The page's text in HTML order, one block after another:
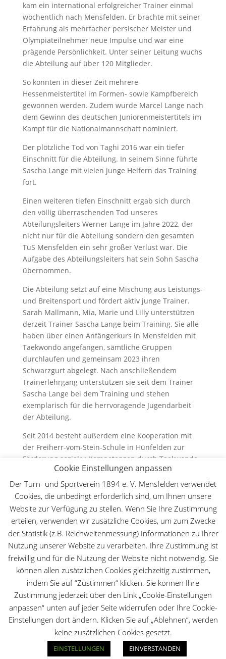
kam ein international erfolgreicher Trainer einmal
wöchentlich nach Mensfelden. Er brachte mit seiner
Erfahrung als mehrfacher persischer Meister und
Olympiateilnehmer neue Impulse und war eine
prägende Persönlichkeit. Unter seiner Leitung wuchs
die Abteilung auf über 120 Mitglieder.
So konnten in dieser Zeit mehrere
Hessenmeistertitel im Formen- sowie Kampfbereich
gewonnen werden. Zudem wurde Marcel Lange nach
dem Gewinn des deutschen Juniorenmeistertitels im
Kampf für die Nationalmannschaft nominiert.
Der plötzliche Tod von Taghi 2016 war ein tiefer
Einschnitt für die Abteilung. In seinem Sinne führte
Sascha Lange mit vielen junge Helfern das Training
fort.
Einen weiteren tiefen Einschnitt ergab sich durch
den völlig überraschenden Tod unseres
Abteilungsleiters Werner Lange im Jahre 2022, der
nicht nur für die Abteilung sondern den gesamten
TuS Mensfelden ein sehr großer Verlust war. Die
Aufgabe des Abteilungsleiters hat sein Sohn Sascha
übernommen.
Die Abteilung setzt auf eine Mischung aus Leistungs-
und Breitensport und fördert aktiv junge Trainer.
Sarah Mallmann, Mia, Marie und Lilly unterstützen
derzeit Trainer Sascha Lange beim Training. Sie alle
haben über einen Anfängerkurs in Mensfelden mit
Taekwondo angefangen, sämtliche Gruppen
durchlaufen und gemeinsam 2023 ihren
Schwarzgurt abgelegt. Nach anschließendem
Trainerlehrgang unterstützen sie seit dem Trainer
Sascha Lange bei dem Training und stehen
exemplarisch für die herrvoragende Jugendarbeit
der Abteilung.
Seit 2014 besteht außerdem eine Kooperation mit
der Freiherr-vom-Stein-Schule in Hünfelden zur
Förderung sozialer Kompetenzen durch Taekwondo.
(Im Rahmen dieser Kooperation finden regelmäßige
Aktionstage in der Mensfledener Sporthalle statt.)
Heute steht die Abteilung für sportlichen Erfolg,
Zusammenhalt und Engagement – getragen von
vielen ehrenamtlichen Helfern, im Geist von
Gemeinschaft und Respekt, wie es auch Werner
Lange und Taghi Mahmoudi verkörperten.
Designed byElegant Themes| Powered by
WordPress
Cookie Einstellungen anpassen
Der Turn- und Sportverein 1894 e. V. Mensfelden verwendet
Cookies, die unbedingt erforderlich sind, um Ihnen unsere
Website zur Verfügung zu stellen. Wenn Sie Ihre Zustimmung
erteilen, verwenden wir zusätzliche Cookies, um zum Zwecke
der Statistik (z.B. Reichweitenmessung) Informationen zu Ihrer
Nutzung unserer Website zu verarbeiten. Ihre Zustimmung ist
freiwillig und für die Nutzung der Website nicht notwendig. Sie
können allen zusätzlichen Cookies gleichzeitig zustimmen,
indem Sie auf “Zustimmen“ klicken. Sie können Ihre
Zustimmung jederzeit über den Link „Cookie-Einstellungen
anpassen“ unten auf jeder Seite widerrufen oder Ihre Cookie-
Einstellungen dort ändern. Klicken Sie auf „Ablehnen“, werden
keine zusätzlichen Cookies gesetzt.
EINSTELLUNGEN EINVERSTANDEN